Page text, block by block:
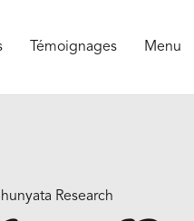
Témoignages Menu
Research